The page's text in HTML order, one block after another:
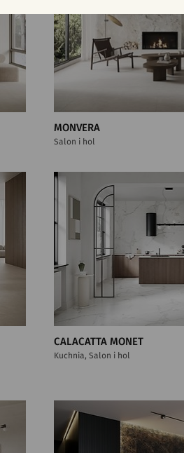
MONVERA
Salon i hol
CALACATTA MONET
Kuchnia, Salon i hol